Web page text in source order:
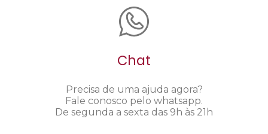
Chat
Precisa de uma ajuda agora?
Fale conosco pelo whatsapp.
De segunda a sexta das 9h às 21h